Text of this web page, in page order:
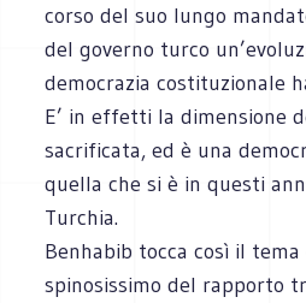
corso del suo lungo
del governo turco
democrazia costituzionale
E’ in effetti la dimensione
sacrificata, ed è una
quella che si è in questi
Turchia.
Benhabib tocca così il
spinosissimo del rapporto